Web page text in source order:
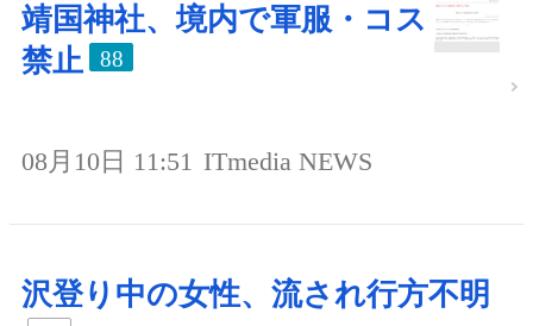
靖国神社、境内で軍服・コス
禁止
88
08月10日 11:51 ITmedia NEWS
沢登り中の女性、流され行方不明